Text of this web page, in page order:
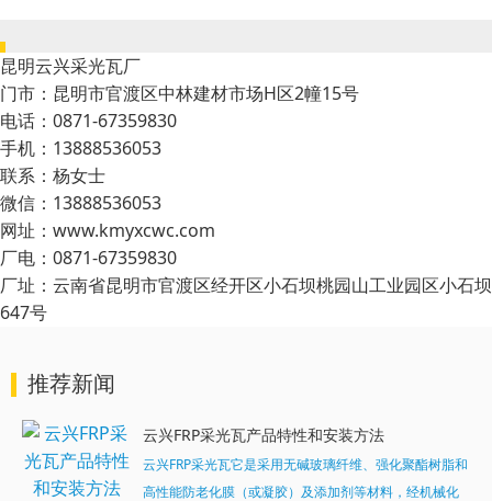
昆明云兴采光瓦厂
门市：昆明市官渡区中林建材市场H区2幢15号
电话：0871-67359830
手机：13888536053
联系：杨女士
微信：13888536053
网址：www.kmyxcwc.com
厂电：0871-67359830
厂址：云南省昆明市官渡区经开区小石坝桃园山工业园区小石坝
647号
推荐新闻
云兴FRP采光瓦产品特性和安装方法
云兴FRP采光瓦它是采用无碱玻璃纤维、强化聚酯树脂和
高性能防老化膜（或凝胶）及添加剂等材料，经机械化